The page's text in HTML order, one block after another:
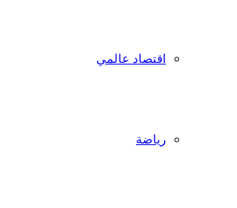
اقتصاد عالمي
رياضة